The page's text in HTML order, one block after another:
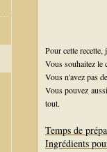
Pour cette
Vous souhaitez le
Vous n'avez pas
Vous pouvez
tout.
Temps de
Ingrédients